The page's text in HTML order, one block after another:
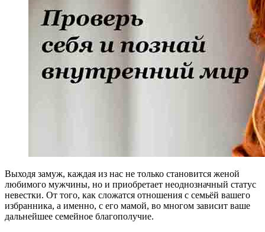
Выходя замуж, каждая из нас не только становится женой
любимого мужчины, но и приобретает неоднозначный статус
невестки. От того, как сложатся отношения с семьёй вашего
избранника, а именно, с его мамой, во многом зависит ваше
дальнейшее семейное благополучие.